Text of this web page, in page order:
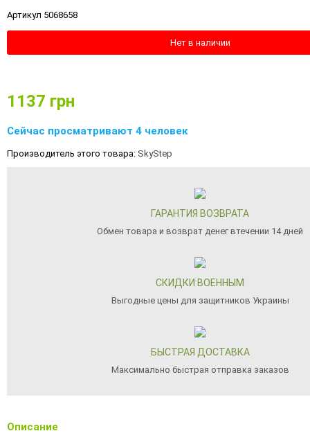
Артикул 5068658
Нет в наличии
1137 грн
Сейчас просматривают 4 человек
Производитель этого товара: SkyStep
ГАРАНТИЯ ВОЗВРАТА
Обмен товара и возврат денег втечении 14 дней
СКИДКИ ВОЕННЫМ
Выгодные цены для защитников Украины
БЫСТРАЯ ДОСТАВКА
Максимально быстрая отправка заказов
Описание